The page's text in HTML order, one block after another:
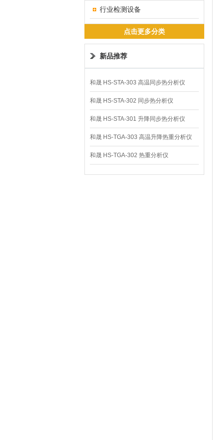
行业检测设备
点击更多分类
新品推荐
和晟 HS-STA-303 高温同步热分析仪
和晟 HS-STA-302 同步热分析仪
和晟 HS-STA-301 升降同步热分析仪
和晟 HS-TGA-303 高温升降热重分析仪
和晟 HS-TGA-302 热重分析仪